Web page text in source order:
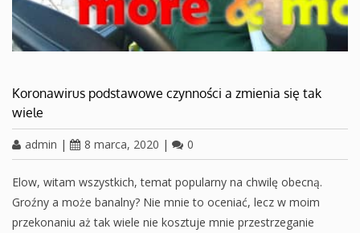
Koronawirus podstawowe czynności a zmienia się tak
wiele
admin | 8 marca, 2020 | 0
Elow, witam wszystkich, temat popularny na chwilę obecną.
Groźny a może banalny? Nie mnie to oceniać, lecz w moim
przekonaniu aż tak wiele nie kosztuje mnie przestrzeganie